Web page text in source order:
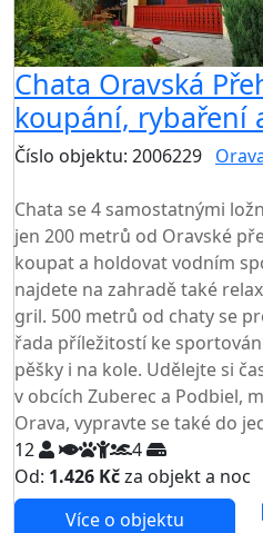
Chata Oravská
koupání, rybaření
Číslo objektu: 2006229
Chata se 4 samostatnými
jen 200 metrů od Oravské
koupat a holdovat vodním
najdete na zahradě také
gril. 500 metrů od chaty se
řada příležitostí ke
pěšky i na kole. Udělejte si
v obcích Zuberec a Podbiel,
Orava, vypravte se také do
12
4
Od: 1.426 Kčza objekt a noc
Více o objektu